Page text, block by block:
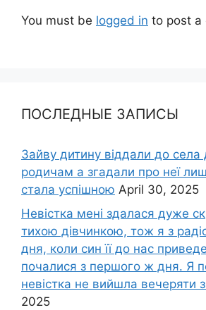
You must be logged in to post a
ПОСЛЕДНЫЕ ЗАПИСЫ
Зайву дитину віддали до села
родичам а згадали про неї
стала успішною April 30, 2025
Невістка мені здалася дуже
тихою дівчинкою, тож я з
дня, коли син її до нас
почалися з першого ж дня. Я
невістка не вийшла вечеряти
2025